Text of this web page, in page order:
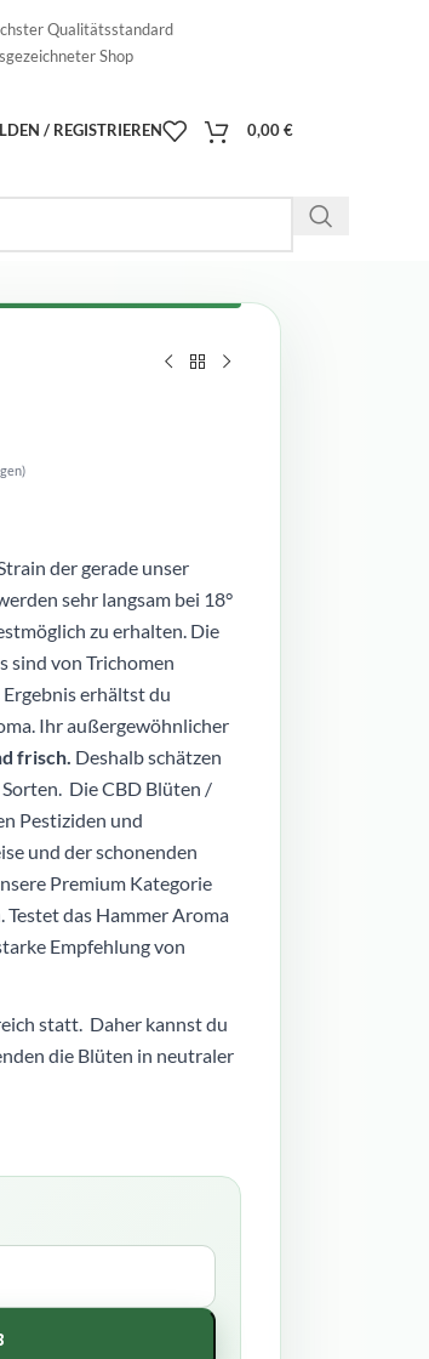
Qualitätsstandard
Shop
/ REGISTRIEREN 0,00€
der gerade unser
sehr langsam bei 18°
zu erhalten. Die
sind von Trichomen
erhältst du
Ihr außergewöhnlicher
frisch. Deshalb schätzen
Die CBD Blüten /
Pestiziden und
und der schonenden
Premium Kategorie
Testet das Hammer Aroma
Empfehlung von
statt. Daher kannst du
die Blüten in neutraler